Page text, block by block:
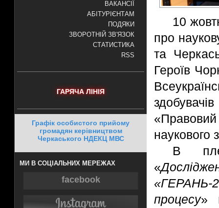
ВАКАНСІЇ
АБІТУРІЄНТАМ
ПОДЯКИ
ЗВОРОТНІЙ ЗВ'ЯЗОК
СТАТИСТИКА
RSS
ГАРЯЧА ЛІНІЯ
Графік особистого прийому
громадян керівництвом
Черкаського НДЕКЦ МВС
МИ В СОЦІАЛЬНИХ МЕРЕЖАХ
facebook
10
про
та
Героїв
наукового
В
«
«ГЕРАНЬ-
процесу»